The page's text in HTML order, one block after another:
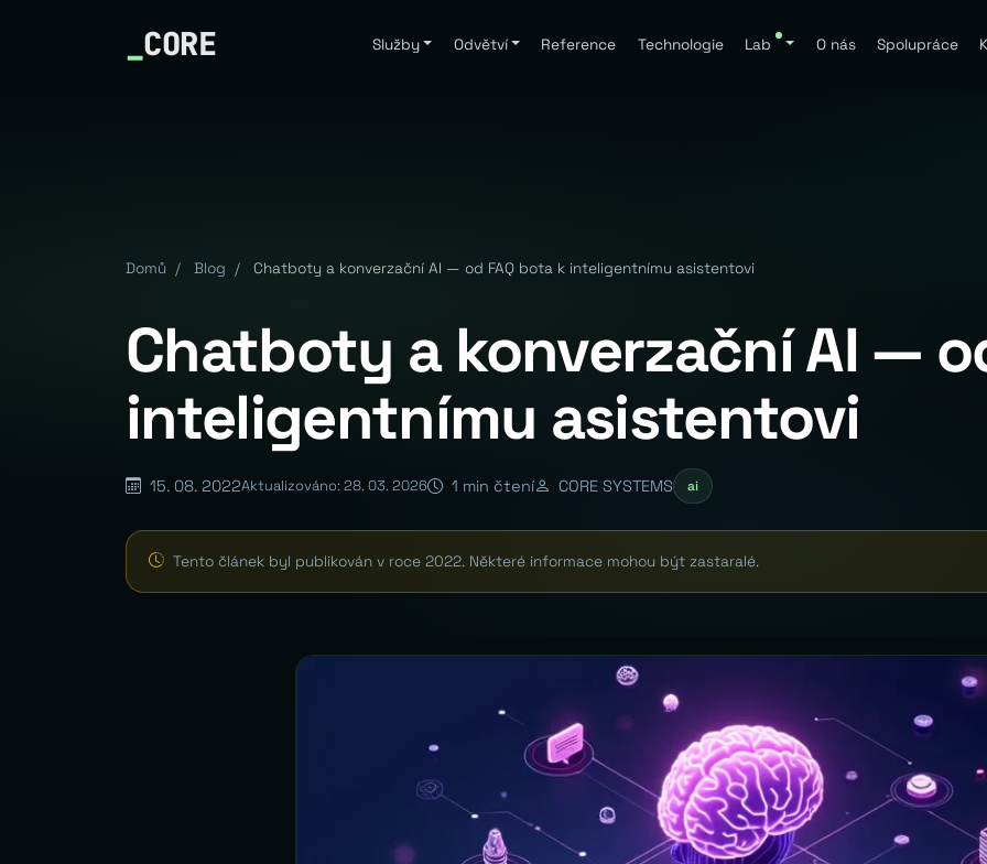
_CORE Služby Odvětví Reference Technologie Lab O nás Spolupráce
Domů / Blog / Chatboty a konverzační AI — od FAQ bota k inteligentnímu asistentovi
Chatboty a konverzační AI —
inteligentnímu asistentovi
15. 08. 2022Aktualizováno: 28. 03. 2026 1 min čtení CORE SYSTEMS ai
Tento článek byl publikován v roce 2022. Některé informace mohou být zastaralé.